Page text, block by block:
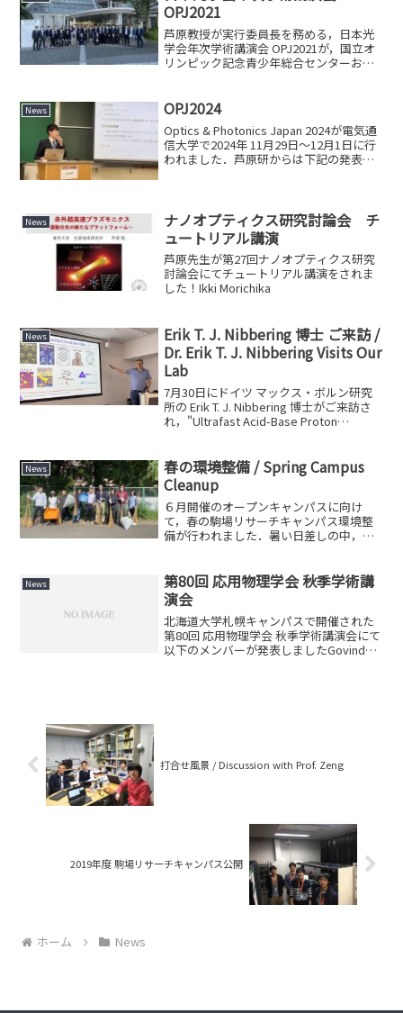
OPJ2021
芦原教授が実行委員長を務める，日本光
学会年次学術講演会 OPJ2021が，国立オ
リンピック記念青少年総合センターおよ
件の一般講演を行いました．岡崎 大樹
「分子の指紋を...
News OPJ2024
Optics & Photonics Japan 2024が電気通
信大学で2024年 11月29日～12月1日に行
われました．芦原研からは下記の発表を
News
ナノオプティクス研究討論会 チ
ュートリアル講演
芦原先生が第27回ナノオプティクス研究
討論会にてチュートリアル講演をされま
した！Ikki Morichika
News
Erik T. J. Nibbering 博士 ご来訪 /
Dr. Erik T. J. Nibbering Visits Our
Lab
7月30日にドイツ マックス・ボルン研究
所の Erik T. J. Nibbering 博士がご来訪さ
れ，"Ultrafast Acid-Base Proton
News
春の環境整備 / Spring Campus
Cleanup
６月開催のオープンキャンパスに向け
て，春の駒場リサーチキャンパス環境整
備が行われました．暑い日差しの中，ド
疲れさまでした！A spring campus
cleanup...
News
第80回 応用物理学会 秋季学術講
演会
北海道大学札幌キャンパスで開催された
第80回 応用物理学会 秋季学術講演会にて
以下のメンバーが発表しましたGovind
打合せ風景 / Discussion with Prof. Zeng
2019年度 駒場リサーチキャンパス公開
ホーム News